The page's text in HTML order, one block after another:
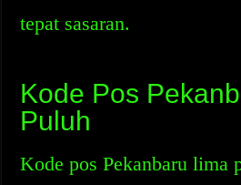
tepat sasaran.
Kode Pos
Puluh
Kode pos Pekanbaru lima